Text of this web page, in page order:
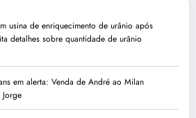
usina de enriquecimento de urânio após
detalhes sobre quantidade de urânio
em alerta: Venda de André ao Milan